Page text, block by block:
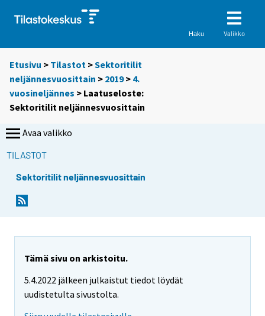
Haku Valikko
Etusivu > Tilastot >Sektoritilit
neljännesvuosittain > 2019> 4.
vuosineljännes > Laatuseloste:
Sektoritilit neljännesvuosittain
Avaa valikko
TILASTOT
Sektoritilit neljännesvuosittain
Tämä sivu on arkistoitu.
5.4.2022 jälkeen julkaistut tiedot löydät
uudistetulta sivustolta.